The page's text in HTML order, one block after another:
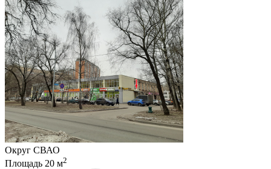
Округ СВАО
Площадь 20 м2